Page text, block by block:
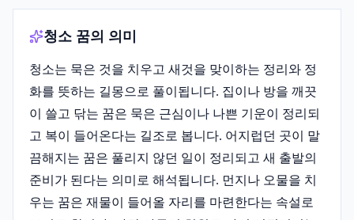
청소 꿈의 의미
청소는 묵은 것을 치우고 새것을 맞이하는 정리와 정
화를 뜻하는 길몽으로 풀이됩니다. 집이나 방을 깨끗
이 쓸고 닦는 꿈은 묵은 근심이나 나쁜 기운이 정리되
고 복이 들어온다는 길조로 봅니다. 어지럽던 곳이 말
끔해지는 꿈은 풀리지 않던 일이 정리되고 새 출발의
준비가 된다는 의미로 해석됩니다. 먼지나 오물을 치
우는 꿈은 재물이 들어올 자리를 마련한다는 속설로